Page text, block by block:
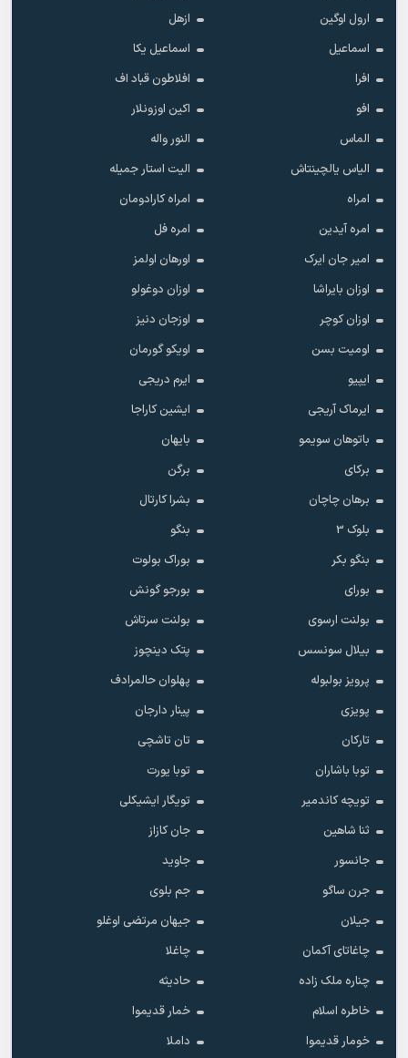
ارول اوگین
ازهل
اسماعیل
اسماعیل یکا
افرا
افلاطون قباد اف
افو
اکین اوزونلار
الماس
النور واله
الیاس یالچینتاش
الیت استار جمیله
امراه
امراه کارادومان
امره آیدین
امره فل
امیر جان ایرک
اورهان اولمز
اوزان بایراشا
اوزان دوغولو
اوزان کوچر
اوزجان دنیز
اومیت بسن
اویکو گورمان
ایپیو
ایرم دریجی
ایرماک آریجی
ایشین کاراجا
باتوهان سویمو
بایهان
برکای
برگن
برهان چاچان
بشرا کارتال
بلوک 3
بنگو
بنگو بکر
بوراک بولوت
بورای
بورجو گونش
بولنت ارسوی
بولنت سرتاش
بیلال سونسس
پتک دینچوز
پرویز بولبوله
پهلوان حالمرادف
پویزی
پینار دارجان
تارکان
تان تاشچی
توبا باشاران
توبا یورت
تویچه کاندمیر
تویگار ایشیکلی
ثنا شاهین
جان کازاز
جانسور
جاوید
جرن ساگو
جم بلوی
جیلان
جیهان مرتضی اوغلو
چاغاتای آکمان
چاغلا
چناره ملک زاده
حادیثه
خاطره اسلام
خمار قدیموا
خومار قدیموا
داملا